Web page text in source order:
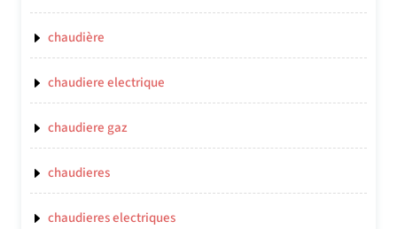
chaudière
chaudiere electrique
chaudiere gaz
chaudieres
chaudieres electriques